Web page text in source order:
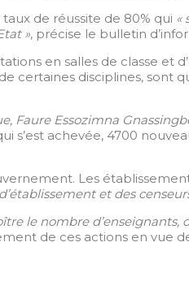
de réussite de 80% qui «
», précise le bulletin
en salles de classe et
certaines disciplines, sont
Faure Essozimna
achevée, 4700
Les
et des
le nombre
de ces actions en vue